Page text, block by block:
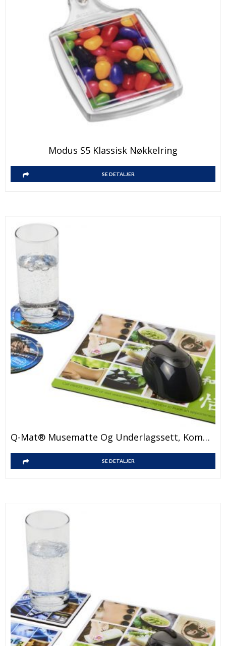
Modus S5 Klassisk Nøkkelring
SE DETALJER
Q-Mat® Musematte Og Underlagssett, Kombinasjon 2
SE DETALJER